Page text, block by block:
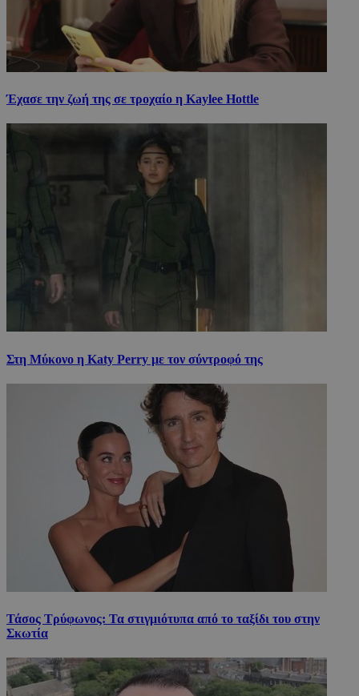
Έχασε την ζωή της σε τροχαίο η Kaylee Hottle
Στη Μύκονο η Katy Perry με τον σύντροφό της
Τάσος Τρύφωνος: Τα στιγμιότυπα από το ταξίδι του στην
Σκωτία